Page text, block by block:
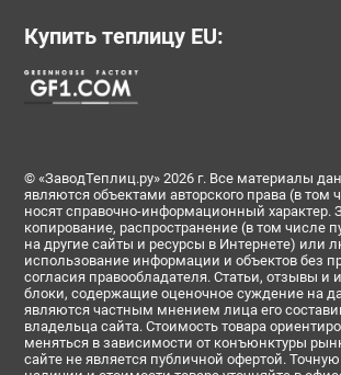
Купить теплицу EU:
© «ЗаводТеплиц.ру» 2026 г. Все материалы
являются объектами авторского права (в том
носят справочно-информационный характер.
копирование, распространение (в том числе
на другие сайты и ресурсы в Интернете) или
использование информации и объектов без
согласия правообладателя. Статьи, отзывы
блоки, содержащие оценочное суждение на
являются частным мнением лица его
владельца сайта. Стоимость товара
меняться в зависимости от конъюнктуры
сайте не является публичной офертой.